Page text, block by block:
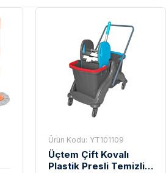
Ürün Kodu: YT101109
Üçtem Çift Kovalı
Plastik Presli Temizlik